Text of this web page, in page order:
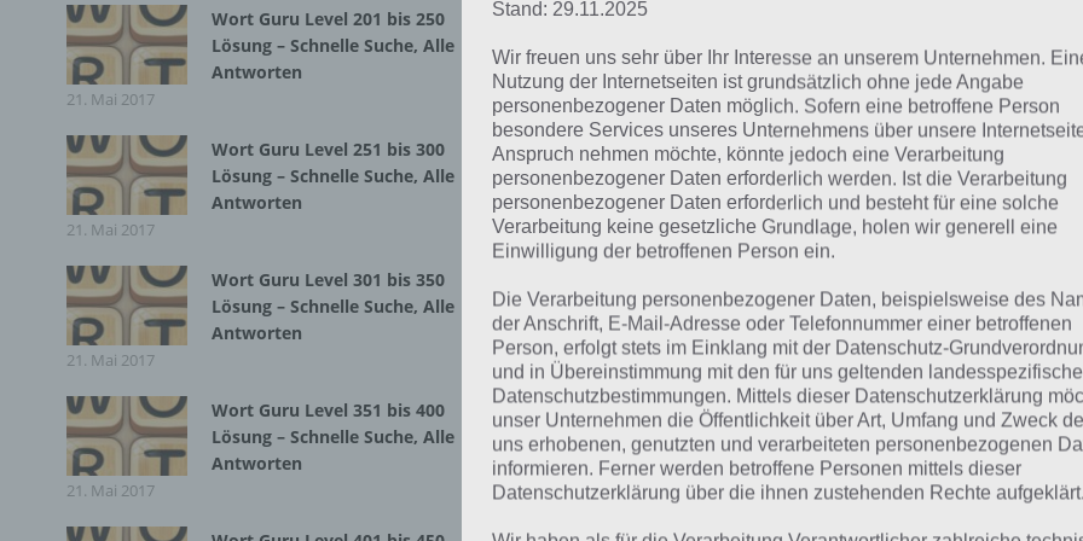
Wort Guru: Lösung der
2450
Hier findest die Lösung der Wort Guru Level 2401 bis 2450
ein paar Hinweise, wie du die Lösung korrekt nutzt:
Schaue zunächst in Wort Guru, in welchem Level du dich
Nun schaue in der unteren Tabelle zum entsprechenden
oberhalb der Tabelle, um direkt das Level einzugeben)
HINWEIS: Smartphone oder Tablet kann auch im
mehr zu sehen!
Wort Guru Level 201 bis 250
Lösung – Schnelle Suche, Alle
Antworten
21. Mai 2017
Wort Guru Level 251 bis 300
Lösung – Schnelle Suche, Alle
Antworten
21. Mai 2017
Wort Guru Level 301 bis 350
Lösung – Schnelle Suche, Alle
Antworten
21. Mai 2017
Wort Guru Level 351 bis 400
Lösung – Schnelle Suche, Alle
Antworten
21. Mai 2017
Stand: 29.11.2025
Wir freuen uns sehr über Ihr Interesse an unserem Unternehmen.
Nutzung der Internetseiten ist grundsätzlich ohne jede Angabe
personenbezogener Daten möglich. Sofern eine betroffene Person
besondere Services unseres Unternehmens über unsere
Anspruch nehmen möchte, könnte jedoch eine Verarbeitung
personenbezogener Daten erforderlich werden. Ist die Verarbeitung
personenbezogener Daten erforderlich und besteht für eine solche
Verarbeitung keine gesetzliche Grundlage, holen wir generell eine
Einwilligung der betroffenen Person ein.
Die Verarbeitung personenbezogener Daten, beispielsweise des
der Anschrift, E-Mail-Adresse oder Telefonnummer einer betroffenen
Person, erfolgt stets im Einklang mit der Datenschutz-
und in Übereinstimmung mit den für uns geltenden
Datenschutzbestimmungen. Mittels dieser Datenschutzerklärung
unser Unternehmen die Öffentlichkeit über Art, Umfang und Zweck
uns erhobenen, genutzten und verarbeiteten personenbezogenen
informieren. Ferner werden betroffene Personen mittels dieser
Datenschutzerklärung über die ihnen zustehenden Rechte aufgeklärt.